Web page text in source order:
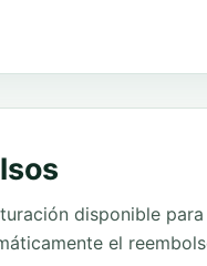
disponible
el